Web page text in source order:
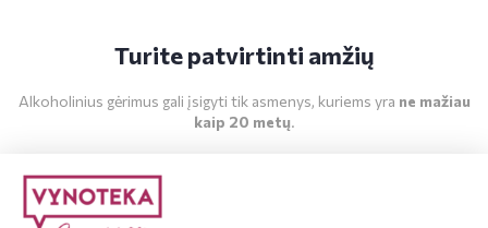
Turite patvirtinti amžių
Alkoholinius gėrimus gali įsigyti tik asmenys, kuriems yra ne mažiau
kaip 20 metų.